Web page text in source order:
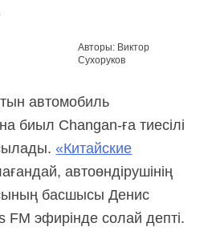
Авторы: Виктор
Сухоруков
автомобиль
биыл Changan-ға тиесілі
«Китайские
автоөндірушінің
басшысы Денис
FM эфирінде солай депті.